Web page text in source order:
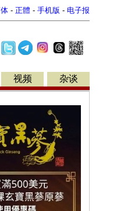
- 正體 - 手机版 - 电子报
视频 杂谈